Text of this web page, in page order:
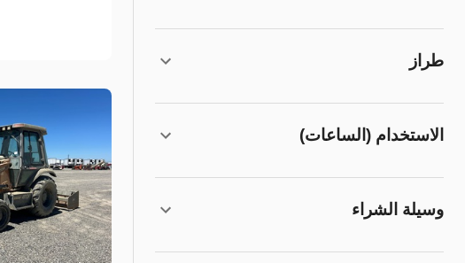
طراز
الاستخدام (الساعات)
وسيلة الشراء